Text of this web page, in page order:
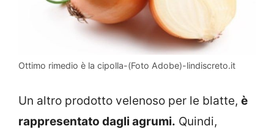
Ottimo rimedio è la cipolla-(Foto Adobe)-lindiscreto.it
Un altro prodotto velenoso per le blatte, è
rappresentato dagli agrumi. Quindi,